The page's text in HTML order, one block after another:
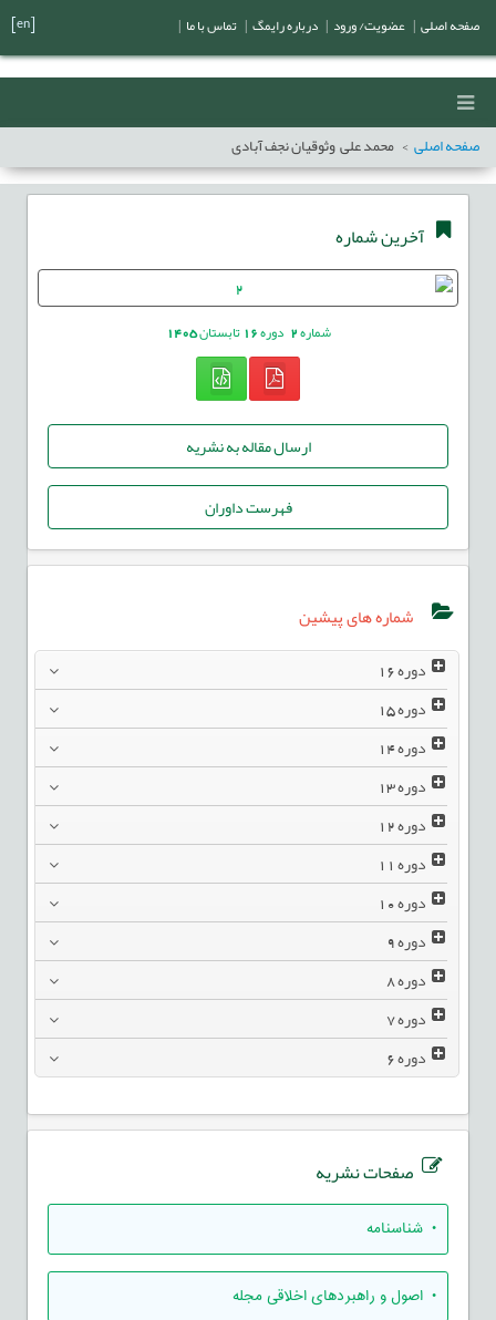
صفحه اصلی محمد علی وثوقیان نجف آبادی
آخرین شماره
شماره2 دوره16تابستان1405
ارسال مقاله به نشریه
فهرست داوران
شماره های پیشین
دوره16
دوره15
دوره14
دوره13
دوره12
دوره11
دوره10
دوره9
دوره8
دوره7
دوره6
صفحات نشریه
• شناسنامه
• اصول و راهبردهای اخلاقی مجله
صفحه اصلی عضویت/ ورود درباره رایمگ تماس با ما